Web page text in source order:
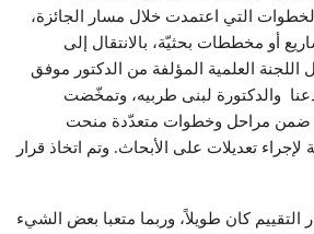
التي اعتمدت خلال مسار الجائزة،
أو مخططات بحثيّة، بالانتقال إلى
اللجنة العلمية المؤلفة من الدكتور موفق
والدكتورة لبنى طربيه، وتمخّضت
ضمن مراحل وخطوات متعدّدة منحت
لإجراء تعديلات على الأبحاث. وتم اتخاذ قرار
كان طويلاً، وربما متعبا بعض الشيء